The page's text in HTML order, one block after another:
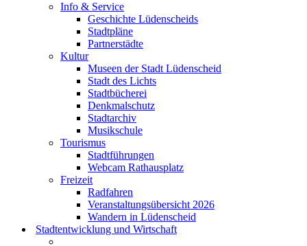
Info & Service
Geschichte Lüdenscheids
Stadtpläne
Partnerstädte
Kultur
Museen der Stadt Lüdenscheid
Stadt des Lichts
Stadtbücherei
Denkmalschutz
Stadtarchiv
Musikschule
Tourismus
Stadtführungen
Webcam Rathausplatz
Freizeit
Radfahren
Veranstaltungsübersicht 2026
Wandern in Lüdenscheid
Stadtentwicklung und Wirtschaft